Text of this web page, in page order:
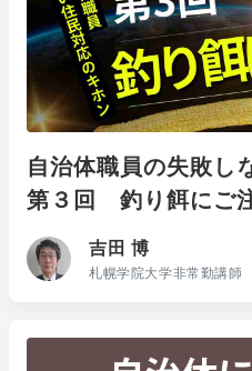
自治体職員の失敗し
第３回 釣り餌にご
吉田 博
札幌学院大学非常勤講師